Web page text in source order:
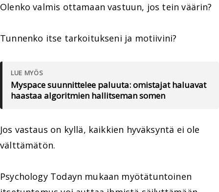
Olenko valmis ottamaan vastuun, jos tein väärin?
Tunnenko itse tarkoitukseni ja motiivini?
LUE MYÖS
Myspace suunnittelee paluuta: omistajat haluavat
haastaa algoritmien hallitseman somen
Jos vastaus on kyllä, kaikkien hyväksyntä ei ole
välttämätön.
Psychology Todayn mukaan myötätuntoinen